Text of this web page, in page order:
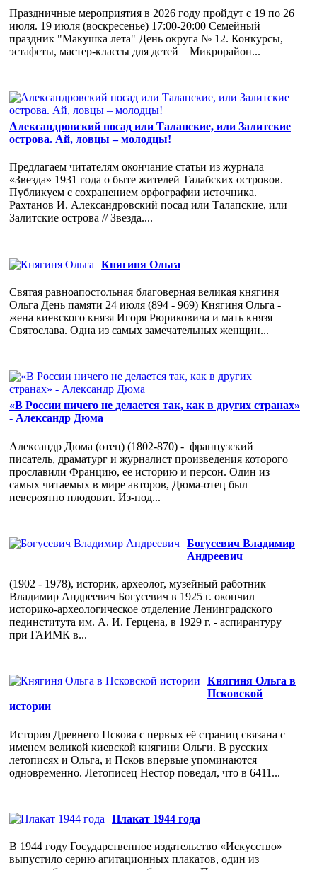
Праздничные мероприятия в 2026 году пройдут с 19 по 26
июля. 19 июля (воскресенье) 17:00-20:00 Семейный
праздник "Макушка лета" День округа № 12. Конкурсы,
эстафеты, мастер-классы для детей Микрорайон...
Александровский посад или Талапские, или Залитские
острова. Ай, ловцы – молодцы!
Предлагаем читателям окончание статьи из журнала
«Звезда» 1931 года о быте жителей Талабских островов.
Публикуем с сохранением орфографии источника.
Рахтанов И. Александровский посад или Талапские, или
Залитские острова // Звезда....
Княгиня Ольга
Святая равноапостольная благоверная великая княгиня
Ольга День памяти 24 июля (894 - 969) Княгиня Ольга -
жена киевского князя Игоря Рюриковича и мать князя
Святослава. Одна из самых замечательных женщин...
«В России ничего не делается так, как в других странах»
- Александр Дюма
Александр Дюма (отец) (1802-870) - французский
писатель, драматург и журналист произведения которого
прославили Францию, ее историю и персон. Один из
самых читаемых в мире авторов, Дюма-отец был
невероятно плодовит. Из-под...
Богусевич Владимир
Андреевич
(1902 - 1978), историк, археолог, музейный работник
Владимир Андреевич Богусевич в 1925 г. окончил
историко-археологическое отделение Ленинградского
пединститута им. А. И. Герцена, в 1929 г. - аспирантуру
при ГАИМК в...
Княгиня Ольга в
Псковской
истории
История Древнего Пскова с первых её страниц связана с
именем великой киевской княгини Ольги. В русских
летописях и Ольга, и Псков впервые упоминаются
одновременно. Летописец Нестор поведал, что в 6411...
Плакат 1944 года
В 1944 году Государственное издательство «Искусство»
выпустило серию агитационных плакатов, один из